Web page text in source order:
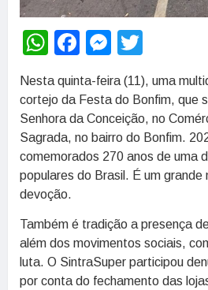
WhatsApp
Facebook
Nesta quinta-feira (11), uma
cortejo da Festa do Bonfim, que
Senhora da Conceição, no
Sagrada, no bairro do Bonfim.
comemorados 270 anos de uma
populares do Brasil. É um grande
devoção.
Também é tradição a presença
além dos movimentos sociais,
luta. O SintraSuper participou
por conta do fechamento das